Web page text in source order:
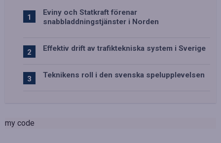
Eviny och Statkraft förenar
snabbladdningstjänster i Norden
Effektiv drift av trafiktekniska system i Sverige
Teknikens roll i den svenska spelupplevelsen
my code